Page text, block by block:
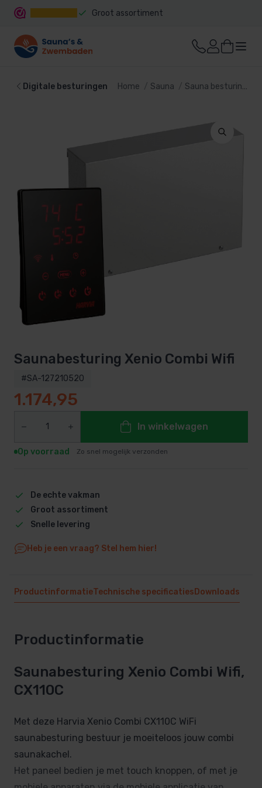
Groot assortiment
Digitale besturingen Home Sauna Sauna besturing
Saunabesturing Xenio Combi Wifi
#SA-127210520
1.174,95
In winkelwagen
Op voorraad Zo snel mogelijk verzonden
De echte vakman
Groot assortiment
Snelle levering
Heb je een vraag? Stel hem hier!
ProductinformatieTechnische specificaties Downloads
Productinformatie
Saunabesturing Xenio Combi Wifi,
CX110C
Met deze Harvia Xenio Combi CX110C WiFi
saunabesturing bestuur je moeiteloos jouw combi
saunakachel.
Het paneel bedien je met touch knoppen, of met je